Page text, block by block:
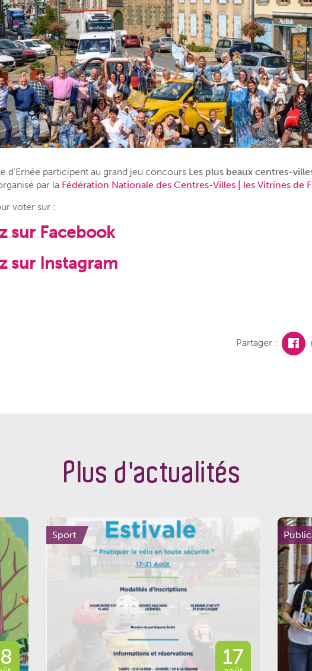
d’Ernée participent au grand jeu concours Les plus beaux centres-
par la Fédération Nationale des Centres-Villes | les Vitrines de
voter sur :
sur Facebook
sur Instagram
Partager :
Plus d'actualités
Sport
17